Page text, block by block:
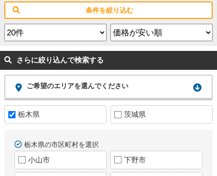
条件を絞り込む
さらに絞り込んで検索する
ご希望のエリアを選んでください
栃木県 茨城県
栃木県の市区町村を選択
小山市 下野市